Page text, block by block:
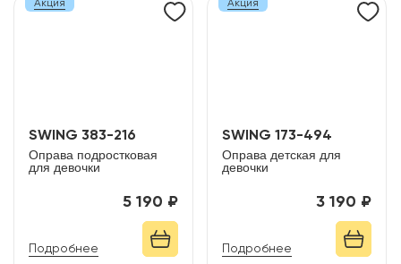
SWING 383-216
Оправа подростковая
для девочки
5 190 ₽
Подробнее
SWING 173-494
Оправа детская для
девочки
3 190 ₽
Подробнее